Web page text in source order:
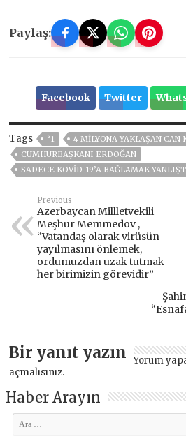
Paylaş:
Facebook Twitter
Tags “1
4 MİLYONA YAKLAŞAN CAN
CUMHURBAŞKANI ERDOĞAN
SADECE KOVİD-19’A BAĞLAMAK
Previous
Azerbaycan Millletvekili
Meşhur Memmedov ,
“Vatandaş olarak virüsün
yayılmasını önlemek,
ordumuzdan uzak tutmak
her birimizin görevidir”
Bir yanıt yazın Yorum
açmalısınız.
Haber Arayın